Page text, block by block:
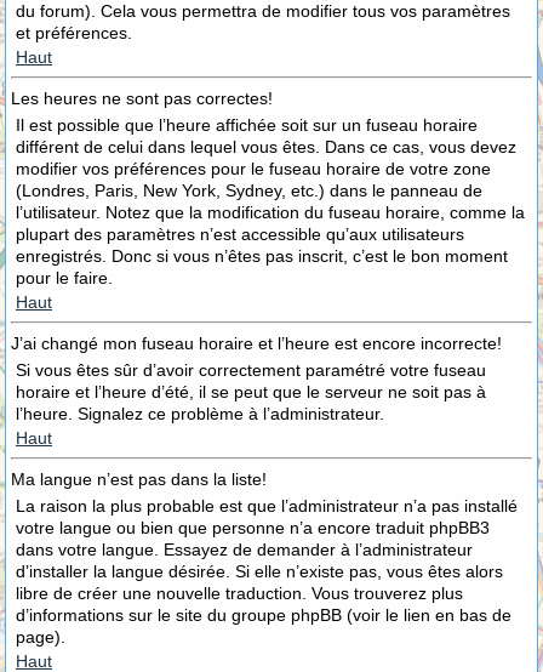
du forum). Cela vous permettra de modifier tous vos paramètres
et préférences.
Haut
Les heures ne sont pas correctes!
Il est possible que l’heure affichée soit sur un fuseau horaire
différent de celui dans lequel vous êtes. Dans ce cas, vous devez
modifier vos préférences pour le fuseau horaire de votre zone
(Londres, Paris, New York, Sydney, etc.) dans le panneau de
l’utilisateur. Notez que la modification du fuseau horaire, comme la
plupart des paramètres n’est accessible qu’aux utilisateurs
enregistrés. Donc si vous n’êtes pas inscrit, c’est le bon moment
pour le faire.
Haut
J’ai changé mon fuseau horaire et l’heure est encore incorrecte!
Si vous êtes sûr d’avoir correctement paramétré votre fuseau
horaire et l’heure d’été, il se peut que le serveur ne soit pas à
l’heure. Signalez ce problème à l’administrateur.
Haut
Ma langue n’est pas dans la liste!
La raison la plus probable est que l’administrateur n’a pas installé
votre langue ou bien que personne n’a encore traduit phpBB3
dans votre langue. Essayez de demander à l’administrateur
d’installer la langue désirée. Si elle n’existe pas, vous êtes alors
libre de créer une nouvelle traduction. Vous trouverez plus
d’informations sur le site du groupe phpBB (voir le lien en bas de
page).
Haut